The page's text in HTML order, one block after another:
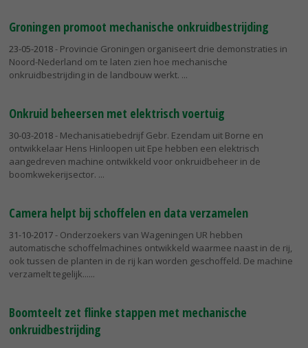
Groningen promoot mechanische onkruidbestrijding
23-05-2018- Provincie Groningen organiseert drie demonstraties in
Noord-Nederland om te laten zien hoe mechanische
onkruidbestrijding in de landbouw werkt.
Onkruid beheersen met elektrisch voertuig
30-03-2018- Mechanisatiebedrijf Gebr. Ezendam uit Borne en
ontwikkelaar Hens Hinloopen uit Epe hebben een elektrisch
aangedreven machine ontwikkeld voor onkruidbeheer in de
boomkwekerijsector.
Camera helpt bij schoffelen en data verzamelen
31-10-2017- Onderzoekers van Wageningen UR hebben
automatische schoffelmachines ontwikkeld waarmee naast in de rij,
ook tussen de planten in de rij kan worden geschoffeld. De machine
verzamelt tegelijk...
Boomteelt zet flinke stappen met mechanische
onkruidbestrijding